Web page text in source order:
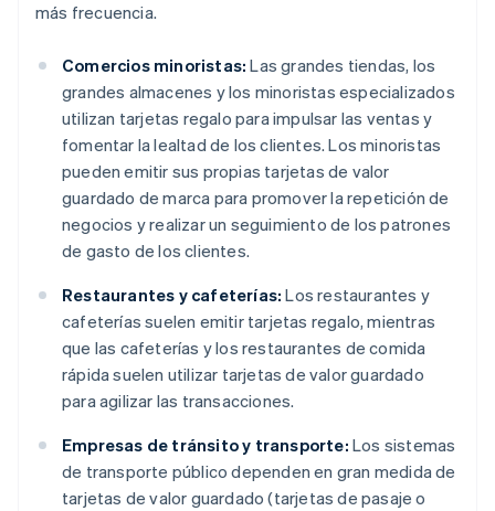
más frecuencia.
Comercios minoristas: Las grandes tiendas, los
grandes almacenes y los minoristas especializados
utilizan tarjetas regalo para impulsar las ventas y
fomentar la lealtad de los clientes. Los minoristas
pueden emitir sus propias tarjetas de valor
guardado de marca para promover la repetición de
negocios y realizar un seguimiento de los patrones
de gasto de los clientes.
Restaurantes y cafeterías: Los restaurantes y
cafeterías suelen emitir tarjetas regalo, mientras
que las cafeterías y los restaurantes de comida
rápida suelen utilizar tarjetas de valor guardado
para agilizar las transacciones.
Empresas de tránsito y transporte: Los sistemas
de transporte público dependen en gran medida de
tarjetas de valor guardado (tarjetas de pasaje o